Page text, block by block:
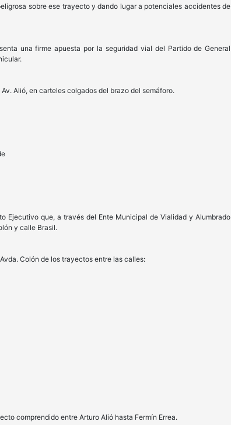
sobre ese trayecto y dando lugar a potenciales accidentes de
una firme apuesta por la seguridad vial del Partido de General
Alió, en carteles colgados del brazo del semáforo.
Ejecutivo que, a través del Ente Municipal de Vialidad y Alumbrado
y calle Brasil.
Colón de los trayectos entre las calles:
comprendido entre Arturo Alió hasta Fermín Errea.